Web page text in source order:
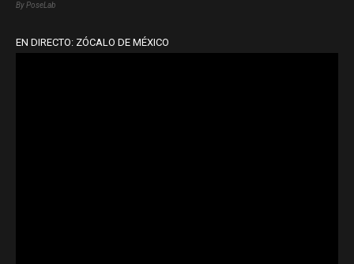
By PoseLab
EN DIRECTO: ZÓCALO DE MÉXICO